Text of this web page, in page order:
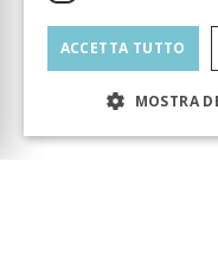
ACCETTA TUTTO
MOSTRA